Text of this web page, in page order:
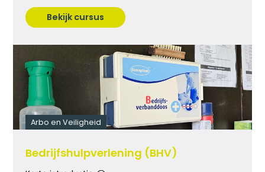
Bekijk cursus
Arbo en Veiligheid
Bedrijfshulpverlening (BHV)